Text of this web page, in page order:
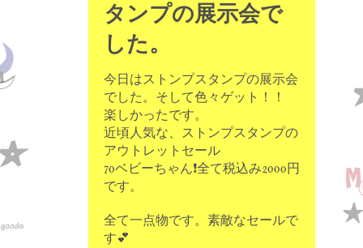
タンプの展示会で
した。
今日はストンプスタンプの展示会
でした。そして色々ゲット！！
楽しかったです。
近頃人気な、ストンプスタンプの
アウトレットセール
70ベビーちゃん❗全て税込み2000円
です。
全て一点物です。素敵なセールで
す💕